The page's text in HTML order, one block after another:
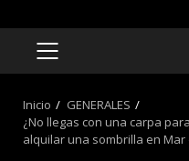
MENÚ
Inicio
GENERALES
¿No llegas con una carpa
alquilar una sombrilla en Mar